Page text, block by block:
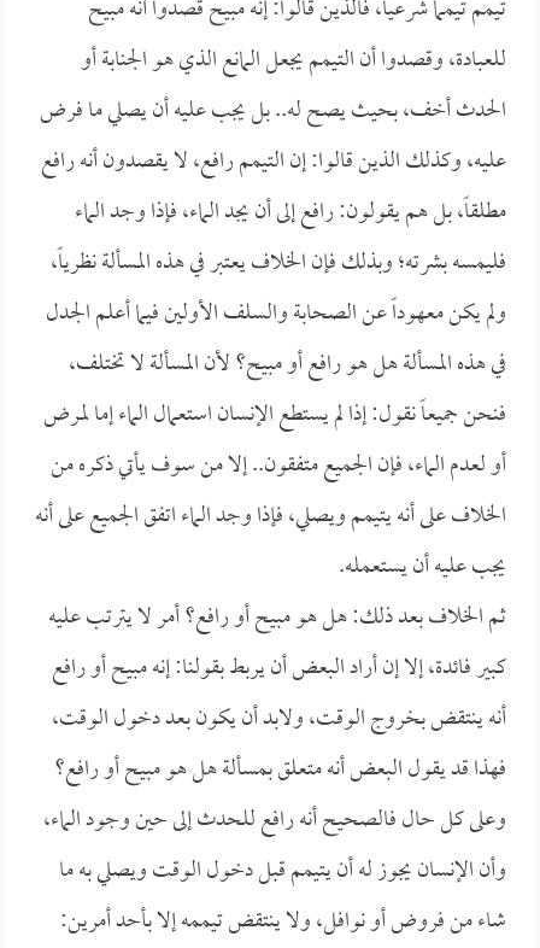
تيمم تيمماً شرعياً، فالذين قالوا: إنه مبيح قصدوا أنه مبيح
للعبادة، وقصدوا أن التيمم يجعل المانع الذي هو الجنابة أو
الحدث أخف، بحيث يصح له.. بل يجب عليه أن يصلي ما فرض
عليه، وكذلك الذين قالوا: إن التيمم رافع، لا يقصدون أنه رافع
مطلقاً، بل هم يقولون: رافع إلى أن يجد الماء، فإذا وجد الماء
فليمسه بشرته؛ وبذلك فإن الخلاف يعتبر في هذه المسألة نظرياً،
ولم يكن معهوداً عن الصحابة والسلف الأولين فيما أعلم الجدل
في هذه المسألة هل هو رافع أو مبيح؟ لأن المسألة لا تختلف،
فنحن جميعاً نقول: إذا لم يستطع الإنسان استعمال الماء إما لمرض
أو لعدم الماء، فإن الجميع متفقون.. إلا من سوف يأتي ذكره من
الخلاف على أنه يتيمم ويصلي، فإذا وجد الماء اتفق الجميع على أنه
يجب عليه أن يستعمله.
ثم الخلاف بعد ذلك: هل هو مبيح أو رافع؟ أمر لا يترتب عليه
كبير فائدة، إلا إن أراد البعض أن يربط بقولنا: إنه مبيح أو رافع
أنه ينتقض بخروج الوقت، ولابد أن يكون بعد دخول الوقت،
فهذا قد يقول البعض أنه متعلق بمسألة هل هو مبيح أو رافع؟
وعلى كل حال فالصحيح أنه رافع للحدث إلى حين وجود الماء،
وأن الإنسان يجوز له أن يتيمم قبل دخول الوقت ويصلي به ما
شاء من فروض أو نوافل، ولا ينتقض تيممه إلا بأحد أمرين: